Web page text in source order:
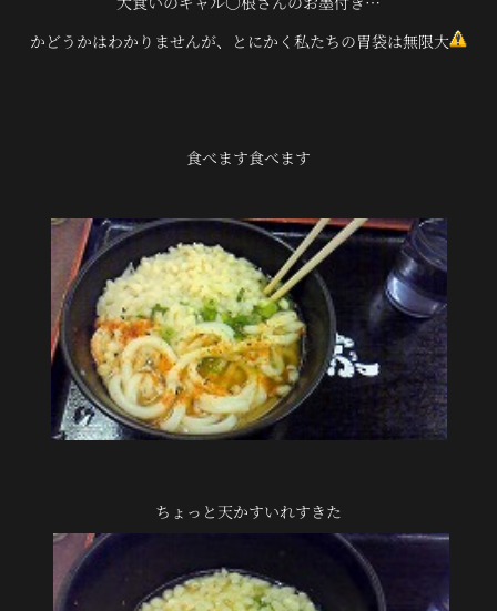
かどうかはわかりませんが、とにかく私たちの胃袋は無限大
食べます食べます
ちょっと天かすいれすきた